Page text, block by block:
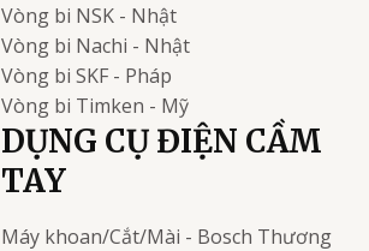
Vòng bi NSK - Nhật
Vòng bi Nachi - Nhật
Vòng bi SKF - Pháp
Vòng bi Timken - Mỹ
DỤNG CỤ ĐIỆN CẦM
TAY
Máy khoan/Cắt/Mài - Bosch Thương